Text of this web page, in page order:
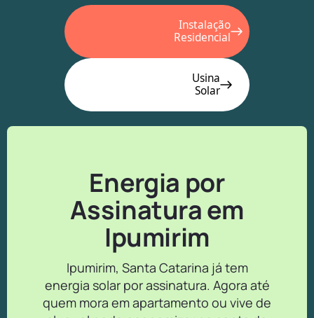
Instalação
Residencial
Usina
Solar
Energia por
Assinatura em
Ipumirim
Ipumirim, Santa Catarina já tem
energia solar por assinatura. Agora até
quem mora em apartamento ou vive de